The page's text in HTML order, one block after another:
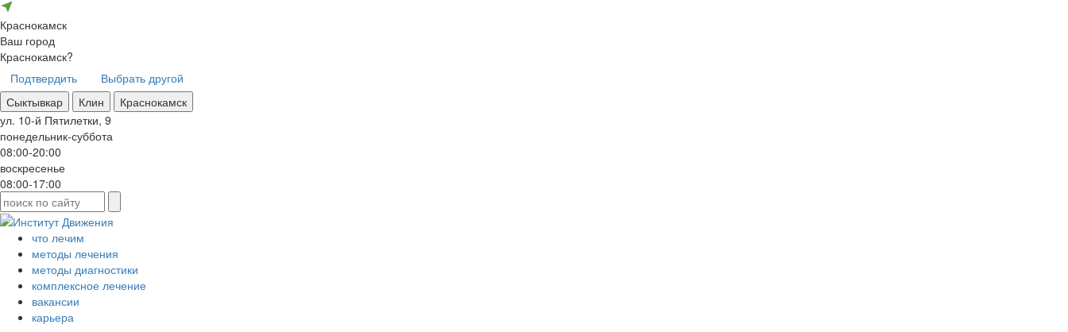
Краснокамск
Ваш город
Краснокамск?
Подтвердить
Выбрать другой
Сыктывкар
Клин
Краснокамск
ул. 10-й Пятилетки, 9
понедельник-суббота
08:00-20:00
воскресенье
08:00-17:00
что лечим
методы лечения
методы диагностики
комплексное лечение
вакансии
карьера